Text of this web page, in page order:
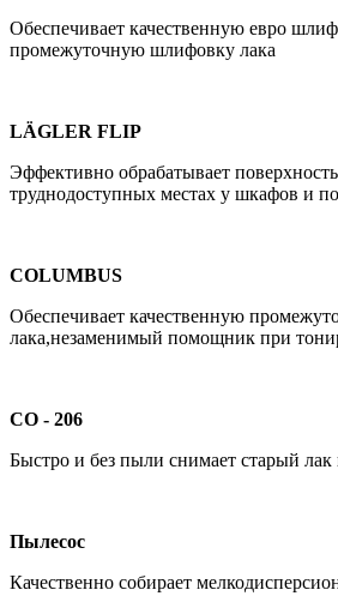
Обеспечивает качественную евро
промежуточную шлифовку лака
LÄGLER FLIP
Эффективно обрабатывает
труднодоступных местах у шкафов и
COLUMBUS
Обеспечивает качественную
лака,незаменимый помощник при
СO - 206
Быстро и без пыли снимает старый лак
Пылесос
Качественно собирает